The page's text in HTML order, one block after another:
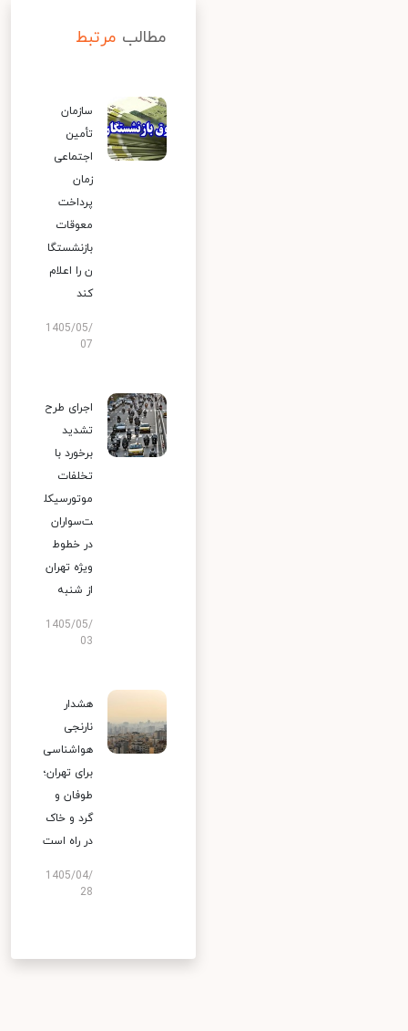
مطالب مرتبط
سازمان
تأمین
اجتماعی
زمان
پرداخت
معوقات
بازنشستگا
ن را اعلام
کند
1405/05/
07
اجرای طرح
تشدید
برخورد با
تخلفات
موتورسیکل
ت‌سواران
در خطوط
ویژه تهران
از شنبه
1405/05/
03
هشدار
نارنجی
هواشناسی
برای تهران؛
طوفان و
گرد و خاک
در راه است
1405/04/
28